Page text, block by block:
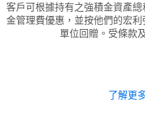
客戶可根據持有之強積金資產
金管理費優惠，並按他們的宏
單位回贈。受條款
了解更